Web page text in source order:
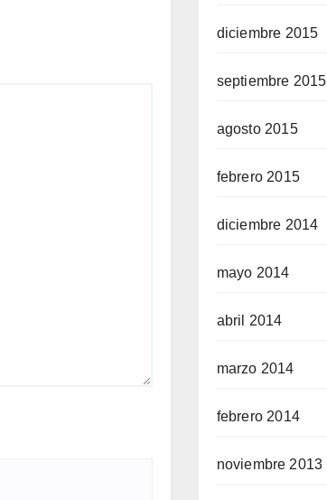
diciembre 2015
septiembre 2015
agosto 2015
febrero 2015
diciembre 2014
mayo 2014
abril 2014
marzo 2014
febrero 2014
noviembre 2013